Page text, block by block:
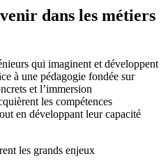
dans les métiers
qui imaginent et développent
à une pédagogie fondée sur
et l’immersion
les compétences
en développant leur capacité
les grands enjeux